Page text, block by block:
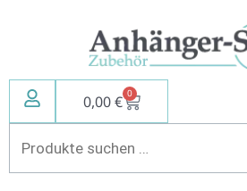
0,00€ 0
Warenkorb
nach: